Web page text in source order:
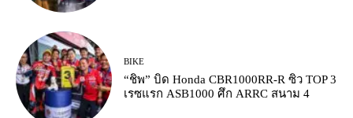
BIKE
“ชิพ” บิด Honda CBR1000RR-R ซิว TOP 3
เรซแรก ASB1000 ศึก ARRC สนาม 4